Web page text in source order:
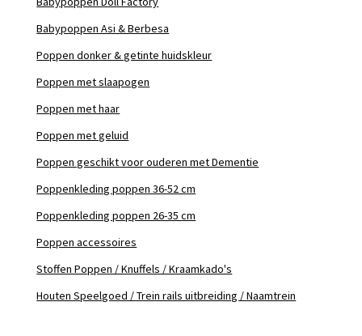
Babypoppen Asi & Berbesa
Poppen donker & getinte huidskleur
Poppen met slaapogen
Poppen met haar
Poppen met geluid
Poppen geschikt voor ouderen met Dementie
Poppenkleding poppen 36-52 cm
Poppenkleding poppen 26-35 cm
Poppen accessoires
Stoffen Poppen / Knuffels / Kraamkado's
Houten Speelgoed / Trein rails uitbreiding / Naamtrein